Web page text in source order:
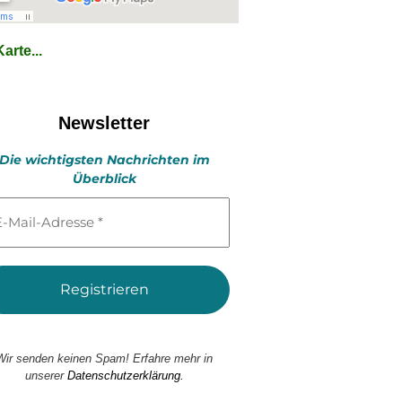
Newsletter
Die wichtigsten Nachrichten im
Überblick
senden keinen Spam! Erfahre mehr in
unserer Datenschutzerklärung.